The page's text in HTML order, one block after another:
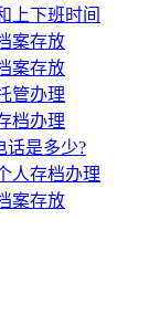
上下班时间
案存放
案存放
管办理
档办理
话是多少?
人存档办理
案存放